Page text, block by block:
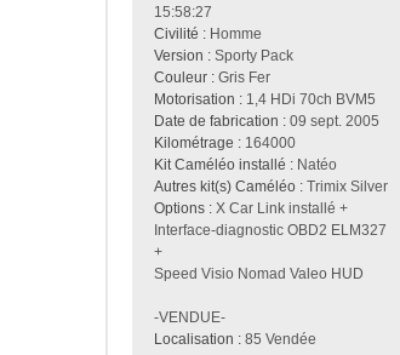
15:58:27
Civilité : Homme
Version : Sporty Pack
Couleur : Gris Fer
Motorisation : 1,4 HDi 70ch BVM5
Date de fabrication : 09 sept. 2005
Kilométrage : 164000
Kit Caméléo installé : Natéo
Autres kit(s) Caméléo : Trimix Silver
Options : X Car Link installé +
Interface-diagnostic OBD2 ELM327
+
Speed Visio Nomad Valeo HUD
-VENDUE-
Localisation : 85 Vendée